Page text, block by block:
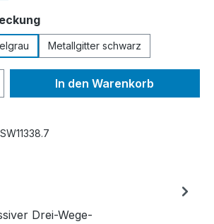
auswählen
Metallgitter schwarz
Gib den
In den Warenkorb
SW11338.7
Drei-Wege-